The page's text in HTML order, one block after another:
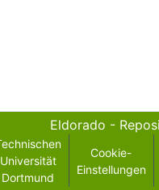
Eldorado -
Universität
Dortmund
Cookie-
Einstellungen